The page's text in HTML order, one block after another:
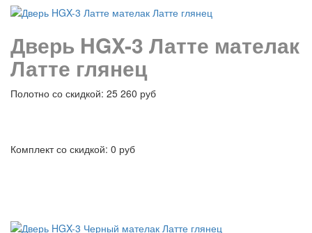
Дверь HGX-3 Латте мателак
Латте глянец
Полотно со скидкой: 25 260 руб
Комплект со скидкой: 0 руб